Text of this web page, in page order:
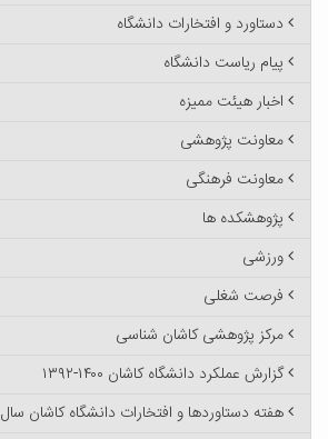
دستاورد و افتخارات دانشگاه
پیام ریاست دانشگاه
اخبار هیئت ممیزه
معاونت پژوهشی
معاونت فرهنگی
پژوهشکده ها
ورزشی
فرصت شغلی
مرکز پژوهشی کاشان شناسی
گزارش عملکرد دانشگاه کاشان ۱۴۰۰-۱۳۹۲
هفته دستاوردها و افتخارات دانشگاه کاشان سال ۱۴۰۰